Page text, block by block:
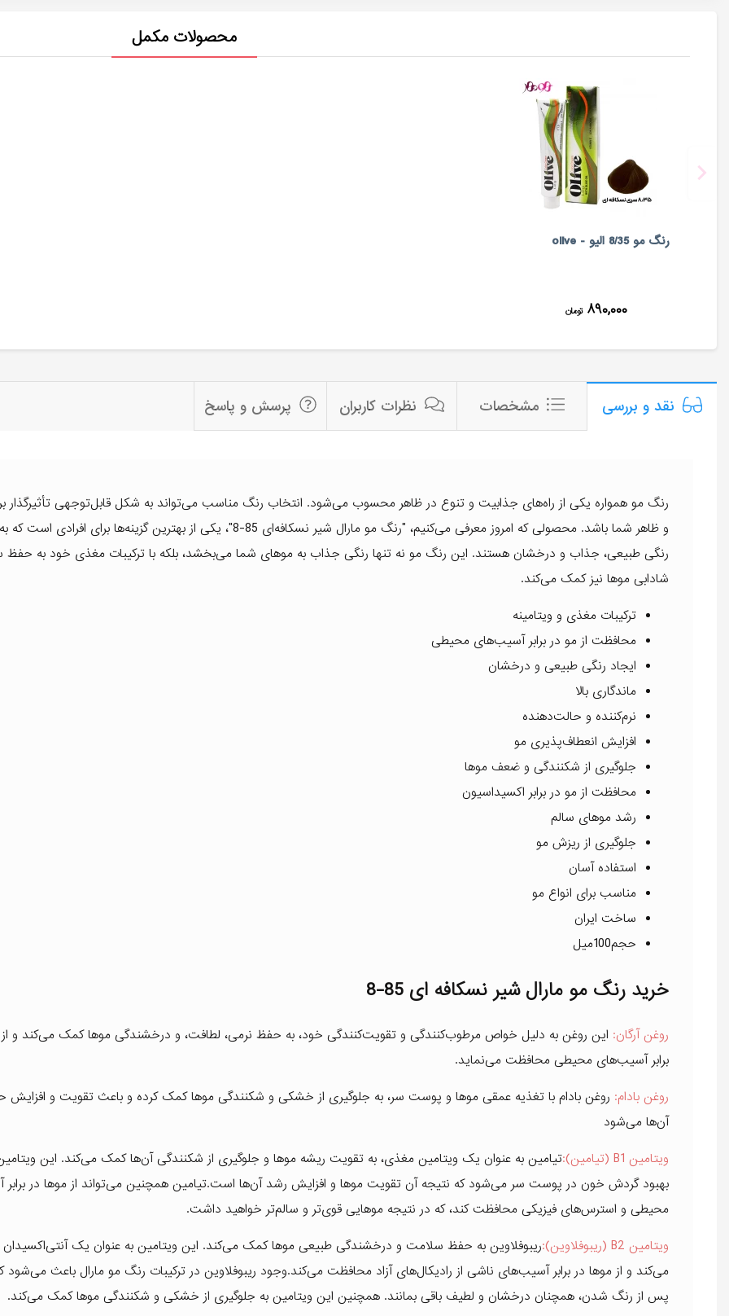
محصولات مکمل
رنگ مو 8/35 الیو - olive
۸۹۰,۰۰۰ تومان
نقد و بررسی مشخصات نظرات کاربران پرسش و پاسخ
رنگ مو همواره یکی از راه‌های جذابیت و تنوع در ظاهر محسوب می‌شود. انتخاب رنگ مناسب می‌تواند به شکل قابل‌توجهی
و ظاهر شما باشد. محصولی که امروز معرفی می‌کنیم، "رنگ مو مارال شیر نسکافه‌ای 85-8"، یکی از بهترین گزینه‌ها برای
رنگی طبیعی، جذاب و درخشان هستند. این رنگ مو نه تنها رنگی جذاب به موهای شما می‌بخشد، بلکه با ترکیبات مغذی خود به
شادابی موها نیز کمک می‌کند.
ترکیبات مغذی و ویتامینه
محافظت از مو در برابر آسیب‌های محیطی
ایجاد رنگی طبیعی و درخشان
ماندگاری بالا
نرم‌کننده و حالت‌دهنده
افزایش انعطاف‌پذیری مو
جلوگیری از شکنندگی و ضعف موها
محافظت از مو در برابر اکسیداسیون
رشد موهای سالم
جلوگیری از ریزش مو
استفاده آسان
مناسب برای انواع مو
ساخت ایران
حجم100میل
خرید رنگ مو مارال شیر نسکافه ای 85-8
روغن آرگان: این روغن به دلیل خواص مرطوب‌کنندگی و تقویت‌کنندگی خود، به حفظ نرمی، لطافت، و درخشندگی موها کمک می‌کند و از
برابر آسیب‌های محیطی محافظت می‌نماید.
روغن بادام: روغن بادام با تغذیه عمقی موها و پوست سر، به جلوگیری از خشکی و شکنندگی موها کمک کرده و باعث تقویت و افزایش
آن‌ها می‌شود
ویتامین B1 (تیامین):
تیامین به عنوان یک ویتامین مغذی، به تقویت ریشه موها و جلوگیری از شکنندگی آن‌ها کمک می‌کند. این
بهبود گردش خون در پوست سر می‌شود که نتیجه آن تقویت موها و افزایش رشد آن‌ها است.تیامین همچنین می‌تواند از موها در
محیطی و استرس‌های فیزیکی محافظت کند، که در نتیجه موهایی قوی‌تر و سالم‌تر خواهید داشت.
ویتامین B2 (ریبوفلاوین):
ریبوفلاوین به حفظ سلامت و درخشندگی طبیعی موها کمک می‌کند. این ویتامین به عنوان یک
می‌کند و از موها در برابر آسیب‌های ناشی از رادیکال‌های آزاد محافظت می‌کند.وجود ریبوفلاوین در ترکیبات رنگ مو مارال باعث می‌شود
پس از رنگ شدن، همچنان درخشان و لطیف باقی بمانند. همچنین این ویتامین به جلوگیری از خشکی و شکنندگی موها کمک می‌کند.